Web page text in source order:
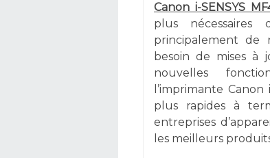
Canon i-SENSYS
plus
principalement de
besoin de mises
nouvelles
l’imprimante
plus rapides à
entreprises
les meilleurs